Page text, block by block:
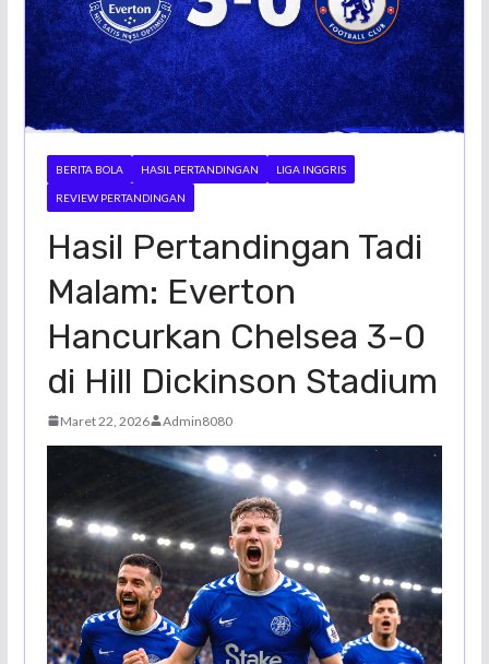
BERITA BOLA HASIL PERTANDINGAN LIGA INGGRIS
REVIEW PERTANDINGAN
Hasil Pertandingan Tadi
Malam: Everton
Hancurkan Chelsea 3-0
di Hill Dickinson Stadium
Maret 22, 2026 Admin8080